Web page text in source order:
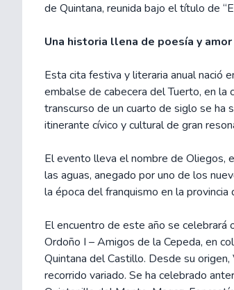
de Quintana, reunida bajo el título de
Una historia llena de poesía y
Esta cita festiva y literaria anual nació
embalse de cabecera del Tuerto, en la
transcurso de un cuarto de siglo se ha
itinerante cívico y cultural de gran
El evento lleva el nombre de Oliegos,
las aguas, anegado por uno de los
la época del franquismo en la provincia
El encuentro de este año se celebrará
Ordoño I – Amigos de la Cepeda, en
Quintana del Castillo. Desde su
recorrido variado. Se ha celebrado